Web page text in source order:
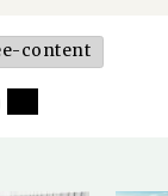
content